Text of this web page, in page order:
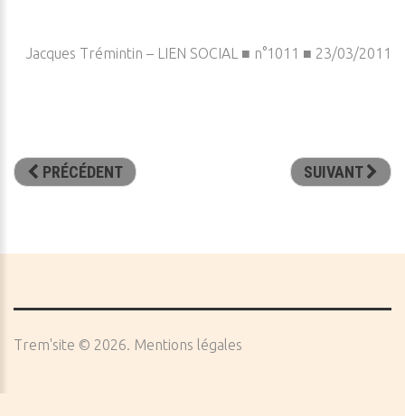
Jacques Trémintin – LIEN SOCIAL ■ n°1011 ■ 23/03/2011
PRÉCÉDENT SUIVANT
Trem'site © 2026 Mentions légales